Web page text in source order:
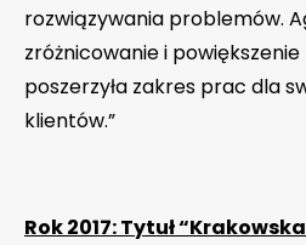
rozwiązywania problemów.
zróżnicowanie i
poszerzyła zakres prac dla
klientów.”
Rok 2017: Tytuł